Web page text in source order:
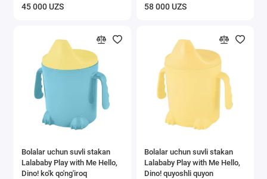
45 000 UZS 58 000 UZS
Bolalar uchun suvli stakan
Lalababy Play with Me Hello,
Dino! ko'k qo'ng'iroq
Bolalar uchun suvli stakan
Lalababy Play with Me Hello,
Dino! quyoshli quyon